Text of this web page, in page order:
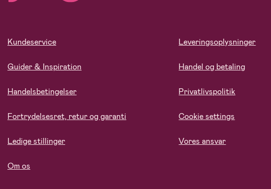
Kundeservice
Guider & Inspiration
Handelsbetingelser
Fortrydelsesret, retur og garanti
Ledige stillinger
Om os
Leveringsoplysninger
Handel og betaling
Privatlivspolitik
Cookie settings
Vores ansvar